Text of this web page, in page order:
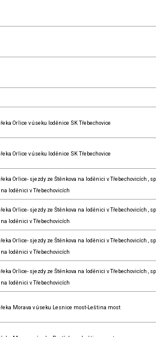
řeka Orlice v úseku loděnice SK Třebechovice
řeka Orlice v úseku loděnice SK Třebechovice
řeka Orlice- sjezdy ze Štěnkova na loděnici v Třebechovicích ,
na loděnici v Třebechovicích
řeka Orlice- sjezdy ze Štěnkova na loděnici v Třebechovicích ,
na loděnici v Třebechovicích
řeka Orlice- sjezdy ze Štěnkova na loděnici v Třebechovicích ,
na loděnici v Třebechovicích
řeka Orlice- sjezdy ze Štěnkova na loděnici v Třebechovicích ,
na loděnici v Třebechovicích
řeka Morava v úseku Lesnice most-Leština most